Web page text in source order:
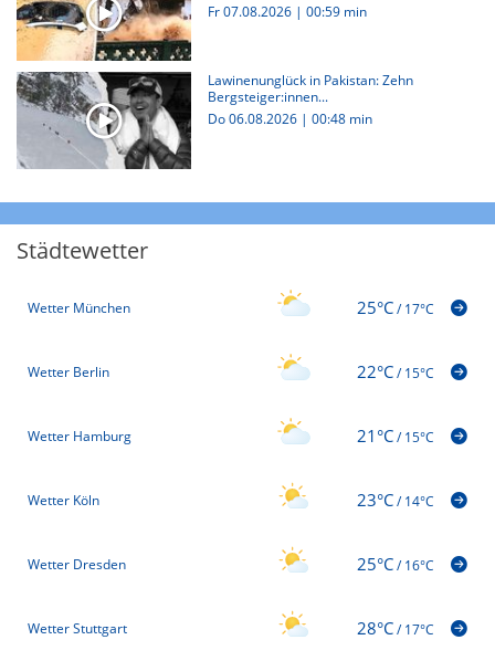
Fr 07.08.2026 |00:59 min
Lawinenunglück in Pakistan: Zehn
Bergsteiger:innen...
Do 06.08.2026 |00:48 min
Städtewetter
Wetter München 25°C/17°C
Wetter Berlin 22°C/15°C
Wetter Hamburg 21°C/15°C
Wetter Köln 23°C/14°C
Wetter Dresden 25°C/16°C
Wetter Stuttgart 28°C/17°C